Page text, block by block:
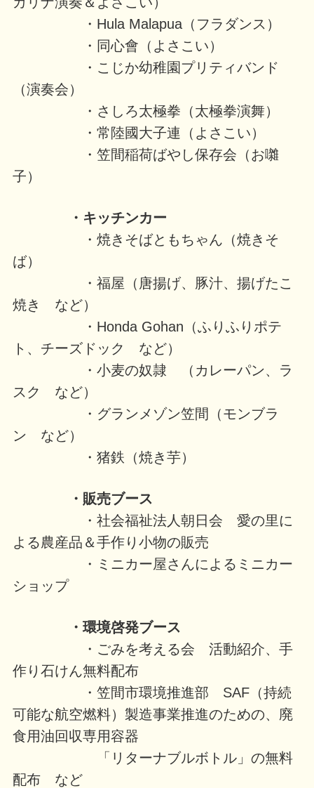
・Hula Malapua（フラダンス）
・同心會（よさこい）
・こじか幼稚園プリティバンド
（演奏会）
・さしろ太極拳（太極拳演舞）
・常陸國大子連（よさこい）
・笠間稲荷ばやし保存会（お囃
子）
・キッチンカー
・焼きそばともちゃん（焼きそ
ば）
・福屋（唐揚げ、豚汁、揚げたこ
焼き など）
・Honda Gohan（ふりふりポテ
ト、チーズドック など）
・小麦の奴隷 （カレーパン、ラ
スク など）
・グランメゾン笠間（モンブラ
ン など）
・猪鉄（焼き芋）
・販売ブース
・社会福祉法人朝日会 愛の里に
よる農産品＆手作り小物の販売
・ミニカー屋さんによるミニカー
ショップ
・環境啓発ブース
・ごみを考える会 活動紹介、手
作り石けん無料配布
・笠間市環境推進部 SAF（持続
可能な航空燃料）製造事業推進のための、廃
食用油回収専用容器
「リターナブルボトル」の無料
配布 など